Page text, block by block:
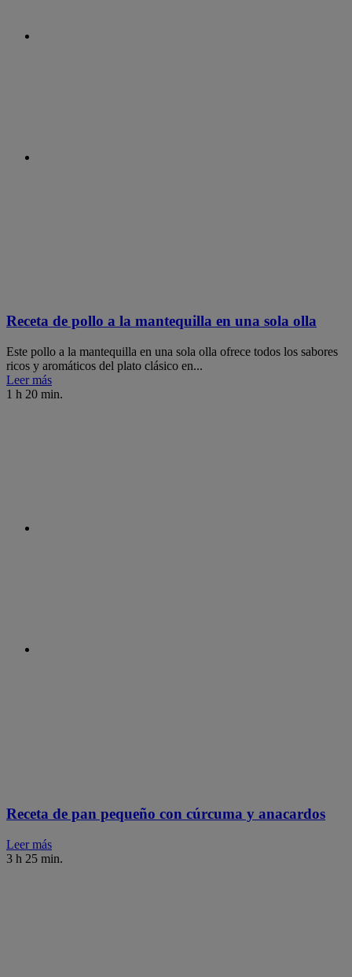
Receta de pollo a la mantequilla en una sola olla
Este pollo a la mantequilla en una sola olla ofrece todos los sabores
ricos y aromáticos del plato clásico en...
Leer más
1 h 20 min.
Receta de pan pequeño con cúrcuma y anacardos
Leer más
3 h 25 min.